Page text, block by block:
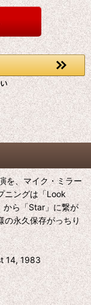
を、マイク・ミラー
ニングは「Look
ら「Star」に繋が
の永久保存がっちり
14, 1983